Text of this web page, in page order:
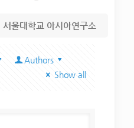
서울대학교 아시아연구소
Authors
Show all